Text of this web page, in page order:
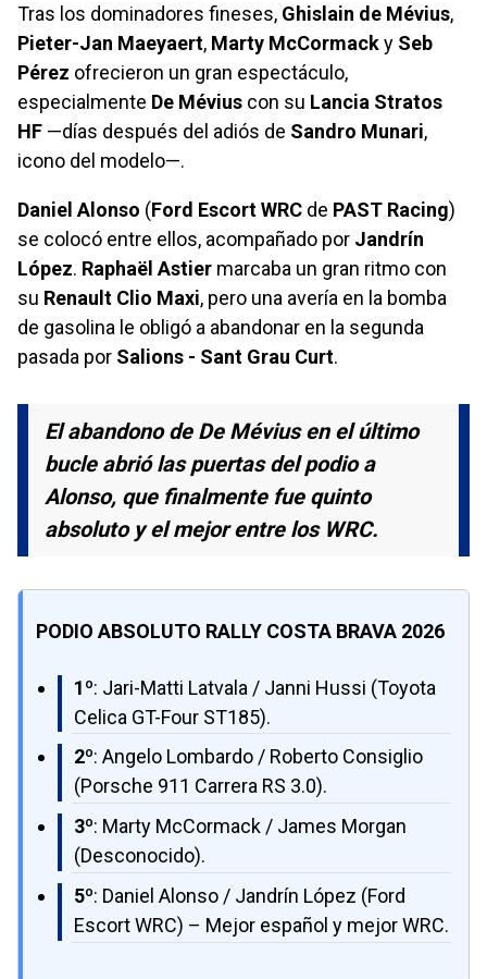
Tras los dominadores fineses, Ghislain de Mévius,
Pieter-Jan Maeyaert, Marty McCormacky Seb
Pérez ofrecieron un gran espectáculo,
especialmente De Mévius con su Lancia Stratos
HF —días después del adiós de Sandro Munari,
icono del modelo—.
Daniel Alonso (Ford Escort WRC de PAST Racing)
se colocó entre ellos, acompañado por Jandrín
López. Raphaël Astier marcaba un gran ritmo con
su Renault Clio Maxi, pero una avería en la bomba
de gasolina le obligó a abandonar en la segunda
pasada por Salions - Sant Grau Curt.
El abandono de De Mévius en el último
bucle abrió las puertas del podio a
Alonso, que finalmente fue quinto
absoluto y el mejor entre los WRC.
PODIO ABSOLUTO RALLY COSTA BRAVA 2026
1º: Jari-Matti Latvala / Janni Hussi (Toyota
Celica GT-Four ST185).
2º: Angelo Lombardo / Roberto Consiglio
(Porsche 911 Carrera RS 3.0).
3º: Marty McCormack / James Morgan
(Desconocido).
5º: Daniel Alonso / Jandrín López (Ford
Escort WRC) – Mejor español y mejor WRC.